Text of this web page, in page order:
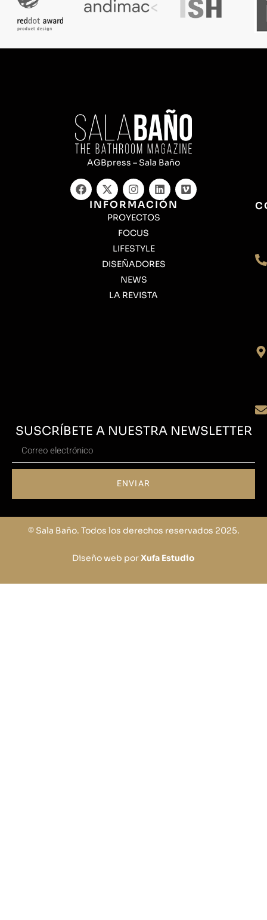
AGBpress – Sala Baño
INFORMACIÓN
PROYECTOS
FOCUS
LIFESTYLE
DISEÑADORES
NEWS
LA REVISTA
SUSCRÍBETE A NUESTRA NEWSLETTER
ENVIAR
© Sala Baño. Todos los derechos reservados 2025.
Diseño web porXufa Estudio